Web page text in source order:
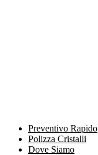
Preventivo Rapido
Polizza Cristalli
Dove Siamo